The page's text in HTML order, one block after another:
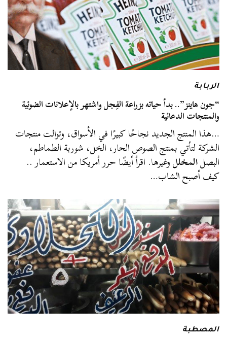
الربابة
“جون هاينز”.. بدأ حياته بزراعة الفِجل واشتهر بالإعلانات الضوئية
والمنتجات الدعائية
…هذا المنتج الجديد نجاحًا كبيرًا في الأسواق، وتوالت منتجات
الشركة لتأتي بمنتج الصوص الحار، الخل، شوربة الطماطم،
البصلالمخللوغيرها. اقرأ أيضًا حرر أمريكا من الاستعمار ..
كيف أصبح الشاب…
المصطبة